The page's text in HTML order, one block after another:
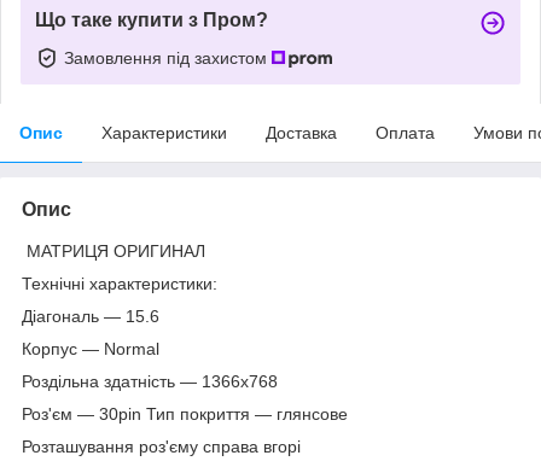
Що таке купити з Пром?
Замовлення під захистом
Опис Характеристики Доставка Оплата Умови
Опис
МАТРИЦЯ ОРИГИНАЛ
Технічні характеристики:
Діагональ — 15.6
Корпус — Normal
Роздільна здатність — 1366х768
Роз'єм — 30pin Тип покриття — глянсове
Розташування роз'єму справа вгорі